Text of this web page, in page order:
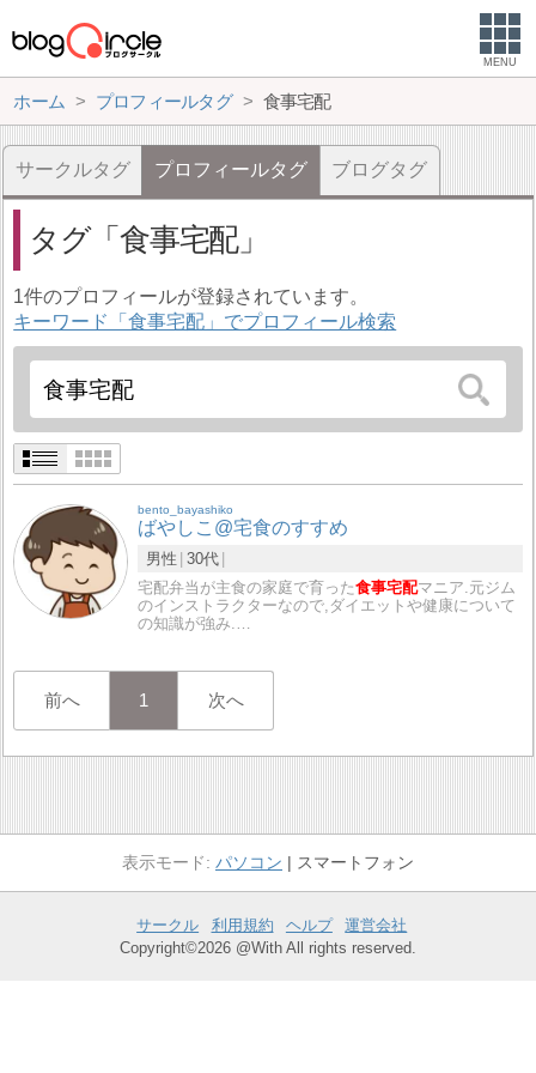
MENU
ホーム プロフィールタグ 食事宅配
サークルタグ プロフィールタグ ブログタグ
タグ 食事宅配
1件のプロフィールが登録されています。
キーワード「食事宅配」でプロフィール検索
bento_bayashiko
ばやしこ@宅食のすすめ
男性 30代
宅配弁当が主食の家庭で育った食事宅配マニア.元ジム
のインストラクターなので,ダイエットや健康について
の知識が強み.…
前へ 1 次へ
パソコン スマートフォン
サークル 利用規約 ヘルプ
運営会社
Copyright©2026 @With All rights reserved.